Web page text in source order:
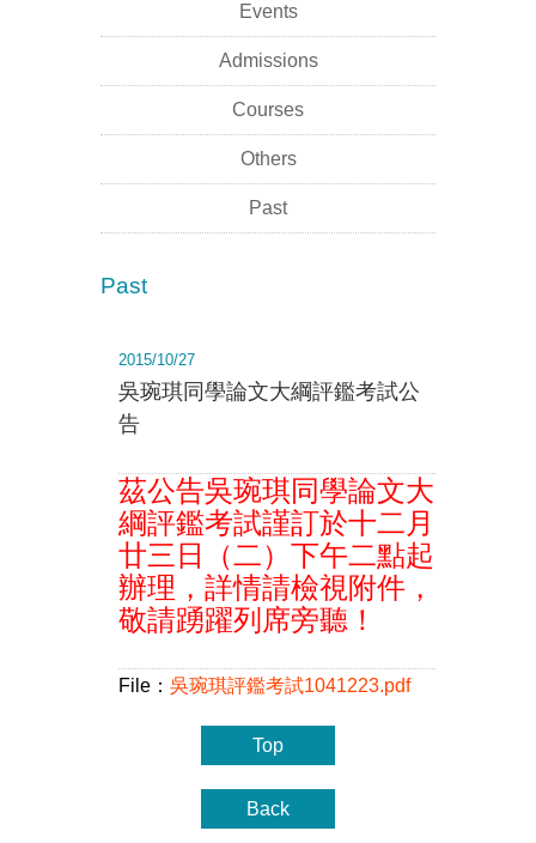
Events
Admissions
Courses
Others
Past
Past
2015/10/27
吳琬琪同學論文大綱評鑑考試公
告
茲公告吳琬琪同學論文大
綱評鑑考試謹訂於十二月
廿三日（二）下午二點起
辦理，詳情請檢視附件，
敬請踴躍列席旁聽！
File： 吳琬琪評鑑考試1041223.pdf
Top
Back